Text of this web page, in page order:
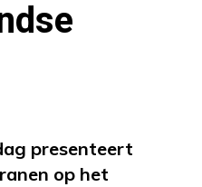
presenteert
op het